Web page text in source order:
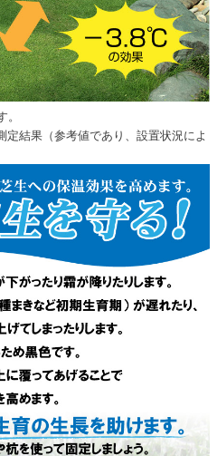
結果（参考値であり、設置状況によ